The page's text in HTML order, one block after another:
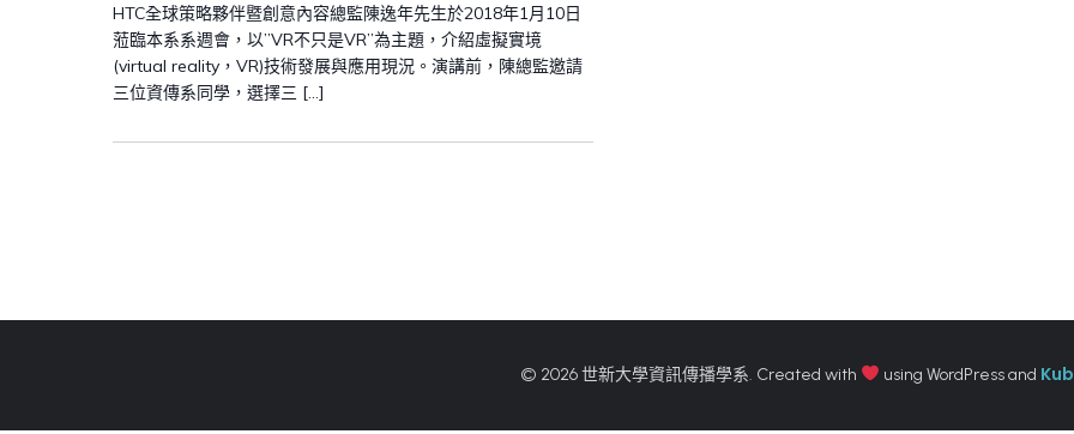
HTC全球策略夥伴暨創意內容總監陳逸年先生於2018年1月10日
蒞臨本系系週會，以”VR不只是VR”為主題，介紹虛擬實境
(virtual reality，VR)技術發展與應用現況。演講前，陳總監邀請
三位資傳系同學，選擇三 […]
© 2026 世新大學資訊傳播學系. Created with using WordPress and